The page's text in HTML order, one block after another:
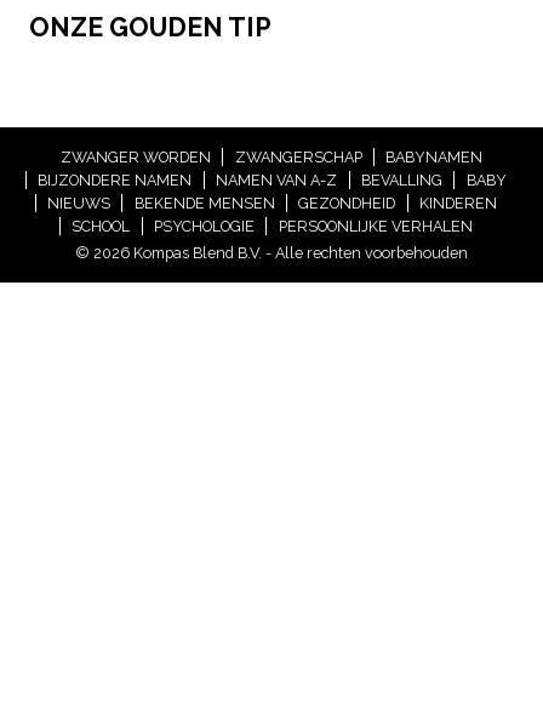
ONZE GOUDEN TIP
ZWANGER WORDEN ZWANGERSCHAP
BABYNAMEN
BIJZONDERE NAMEN
NAMEN VAN A-Z BEVALLING
BABY
NIEUWS
BEKENDE MENSEN GEZONDHEID
KINDEREN
SCHOOL
PSYCHOLOGIE
PERSOONLIJKE VERHALEN
© 2026 Kompas Blend B.V. - Alle rechten voorbehouden